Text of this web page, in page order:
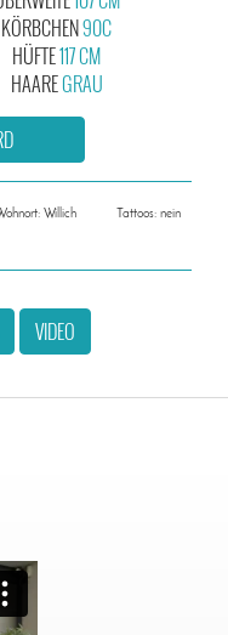
KÖRBCHEN90C
HÜFTE117 CM
HAAREGRAU
Willich
Tattoos: nein
VIDEO